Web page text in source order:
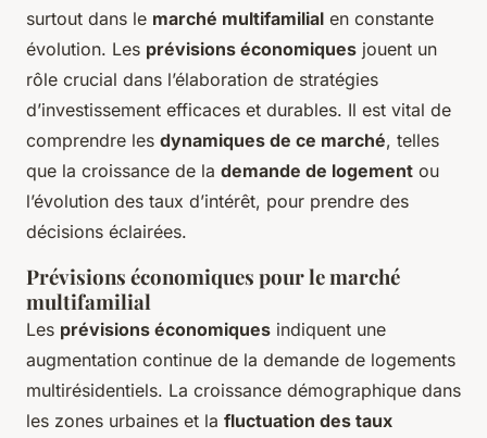
surtout dans le marché multifamilial en constante
évolution. Les prévisions économiques jouent un
rôle crucial dans l’élaboration de stratégies
d’investissement efficaces et durables. Il est vital de
comprendre les dynamiques de ce marché, telles
que la croissance de la demande de logement ou
l’évolution des taux d’intérêt, pour prendre des
décisions éclairées.
Prévisions économiques pour le marché
multifamilial
Les prévisions économiques indiquent une
augmentation continue de la demande de logements
multirésidentiels. La croissance démographique dans
les zones urbaines et la fluctuation des taux